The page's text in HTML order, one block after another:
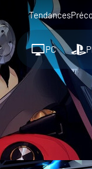
Tendances
PC